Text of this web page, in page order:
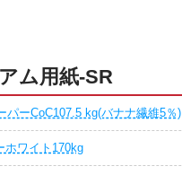
ム用紙-SR
パーCoC107.5 kg(バナナ繊維5％)
ホワイト170kg